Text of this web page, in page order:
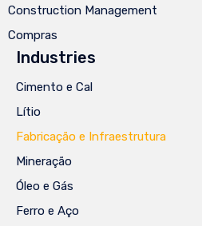
Construction Management
Compras
Industries
Cimento e Cal
Lítio
Fabricação e Infraestrutura
Mineração
Óleo e Gás
Ferro e Aço